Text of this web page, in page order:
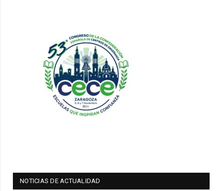
NOTICIAS DE ACTUALIDAD